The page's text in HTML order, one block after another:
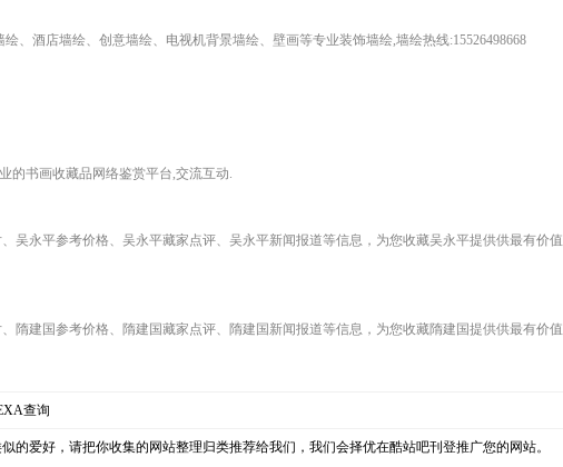
、酒店墙绘、创意墙绘、电视机背景墙绘、壁画等专业装饰墙绘,墙绘热线:15526498668
的书画收藏品网络鉴赏平台,交流互动.
吴永平参考价格、吴永平藏家点评、吴永平新闻报道等信息，为您收藏吴永平提供供最有价值
隋建国参考价格、隋建国藏家点评、隋建国新闻报道等信息，为您收藏隋建国提供供最有价值
查询
的爱好，请把你收集的网站整理归类推荐给我们，我们会择优在酷站吧刊登推广您的网站。